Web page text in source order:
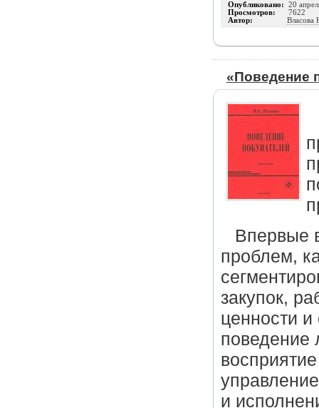
Опубликовано: 20
Просмотров: 7622
Автор:
«Поведение
Впервые
проблем,
закупок,
ценности
поведение
и